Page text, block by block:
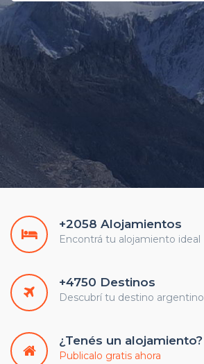
+2058 Alojamientos
Encontrá tu alojamiento ideal
+4750 Destinos
Descubrí tu destino argentino
¿Tenés un alojamiento?
Publicalo gratis ahora